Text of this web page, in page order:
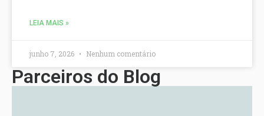
LEIA MAIS »
junho 7, 2026 Nenhum comentário
Parceiros do Blog